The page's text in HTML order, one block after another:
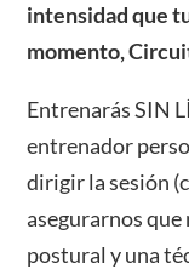
intensidad que
momento,
Entrenarás SIN
entrenador
dirigir la sesión
asegurarnos
postural y una